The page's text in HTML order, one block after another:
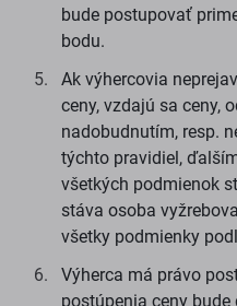
bude postupovať
bodu.
Ak výhercovia
ceny, vzdajú sa ceny,
nadobudnutím, resp.
týchto pravidiel,
všetkých podmienok
stáva osoba
všetky podmienky
Výherca má právo
postúpenia ceny